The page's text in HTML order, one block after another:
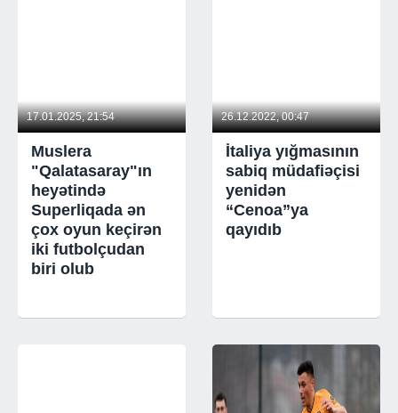
17.01.2025, 21:54
Muslera
"Qalatasaray"ın
heyətində
Superliqada ən
çox oyun keçirən
iki futbolçudan
biri olub
26.12.2022, 00:47
İtaliya yığmasının
sabiq müdafiəçisi
yenidən
“Cenoa”ya
qayıdıb